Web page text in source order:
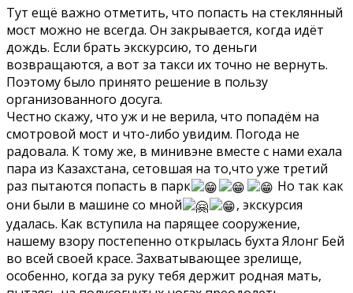
Тут ещё важно отметить, что попасть на стеклянный
мост можно не всегда. Он закрывается, когда идёт
дождь. Если брать экскурсию, то деньги
возвращаются, а вот за такси их точно не вернуть.
Поэтому было принято решение в пользу
организованного досуга.
Честно скажу, что уж и не верила, что попадём на
смотровой мост и что-либо увидим. Погода не
радовала. К тому же, в минивэне вместе с нами ехала
пара из Казахстана, сетовшая на то,что уже третий
раз пытаются попасть в парк
Но так как
они были в машине со мной
, экскурсия
удалась. Как вступила на парящее сооружение,
нашему взору постепенно открылась бухта Ялонг Бей
во всей своей красе. Захватывающее зрелище,
особенно, когда за руку тебя держит родная мать,